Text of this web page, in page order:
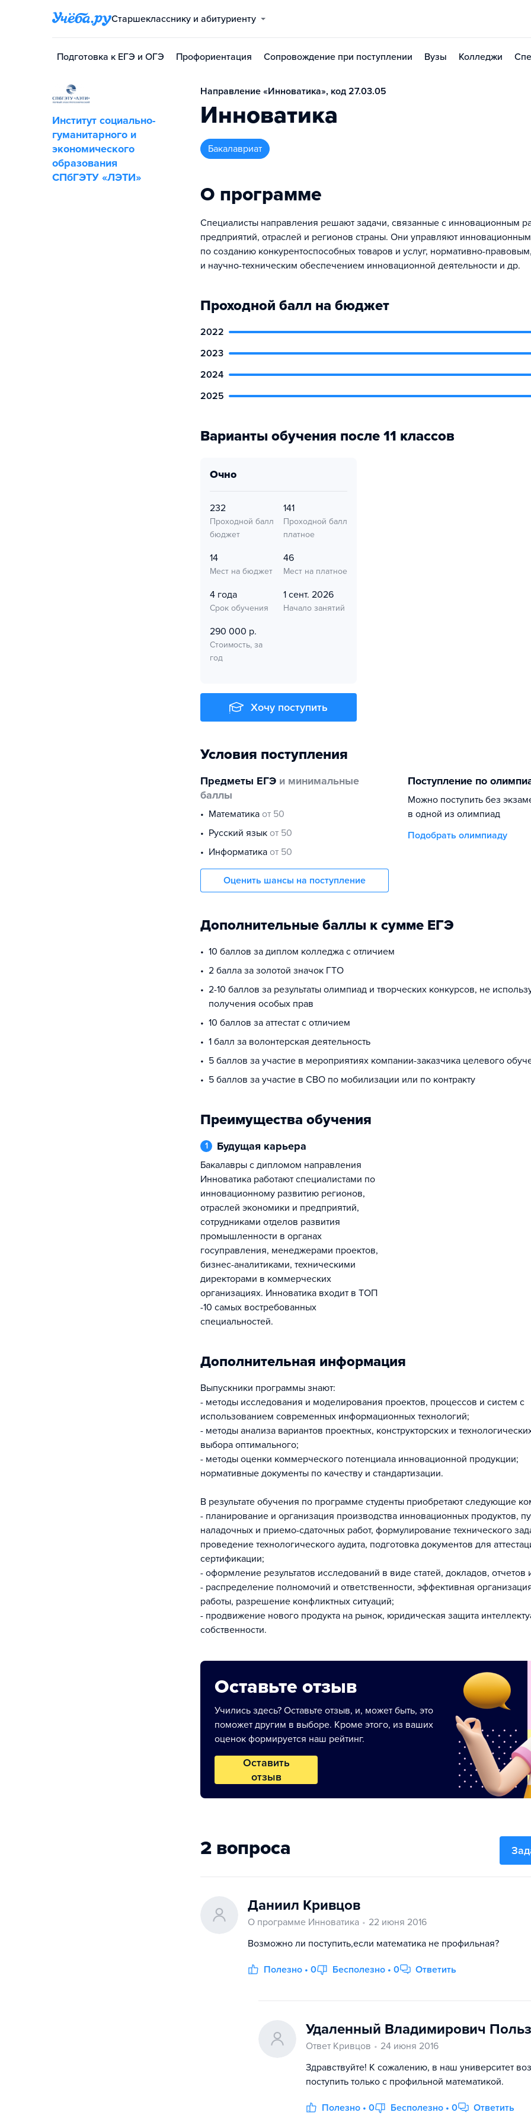
Старшекласснику и абитуриенту
Подготовка к ЕГЭ и ОГЭ Профориентация Сопровождение при поступлении Вузы Колледжи
Институт социально-
гуманитарного и
экономического
образования
СПбГЭТУ «ЛЭТИ»
Направление «Инноватика», код 27.03.05
Инноватика
бакалавриат
О программе
Специалисты направления решают задачи, связанные с инновационным
предприятий, отраслей и регионов страны. Они управляют
по созданию конкурентоспособных товаров и услуг, нормативно-
и научно-техническим обеспечением инновационной деятельности и др.
Проходной балл на бюджет
2022
2023
2024
2025
Варианты обучения после 11 классов
очно
232
Проходной балл
бюджет
141
Проходной балл
платное
14
Мест на бюджет
46
Мест на платное
4 года
Срок обучения
1 сент. 2026
Начало занятий
290 000 р.
Стоимость, за
год
Хочу поступить
Условия поступления
Предметы ЕГЭ и минимальные
баллы
математика от 50
русский язык от 50
информатика от 50
Оценить шансы на поступление
Поступление по
Можно поступить без
в одной из олимпиад
Подобрать олимпиаду
Дополнительные баллы к сумме ЕГЭ
10 баллов за диплом колледжа с отличием
2 балла за золотой значок ГТО
2-10 баллов за результаты олимпиад и творческих конкурсов, не
получения особых прав
10 баллов за аттестат с отличием
1 балл за волонтерская деятельность
5 баллов за участие в мероприятиях компании-заказчика целевого
5 баллов за участие в СВО по мобилизации или по контракту
Преимущества обучения
1 Будущая карьера
Бакалавры с дипломом направления
Инноватика работают специалистами по
инновационному развитию регионов,
отраслей экономики и предприятий,
сотрудниками отделов развития
промышленности в органах
госуправления, менеджерами проектов,
бизнес-аналитиками, техническими
директорами в коммерческих
организациях. Инноватика входит в ТОП
-10 самых востребованных
специальностей.
Дополнительная информация
Выпускники программы знают:
- методы исследования и моделирования проектов, процессов и систем с
использованием современных информационных технологий;
- методы анализа вариантов проектных, конструкторских и
выбора оптимального;
- методы оценки коммерческого потенциала инновационной продукции;
нормативные документы по качеству и стандартизации.
В результате обучения по программе студенты приобретают следующие
- планирование и организация производства инновационных продуктов,
наладочных и приемо-сдаточных работ, формулирование технического
проведение технологического аудита, подготовка документов для
сертификации;
- оформление результатов исследований в виде статей, докладов, отчетов
- распределение полномочий и ответственности, эффективная
работы, разрешение конфликтных ситуаций;
- продвижение нового продукта на рынок, юридическая защита
собственности.
Оставьте отзыв
Учились здесь? Оставьте отзыв, и, может быть, это
поможет другим в выборе. Кроме этого, из ваших
оценок формируется наш рейтинг.
Оставить
отзыв
2 вопроса
Даниил Кривцов
О программе Инноватика
22 июня 2016
Возможно ли поступить,если математика не профильная?
Полезно • 0 Бесполезно • 0 Ответить
Удаленный Владимирович
Ответ Кривцов
24 июня 2016
Здравствуйте! К сожалению, в наш университет
поступить только с профильной математикой.
Полезно • 0 Бесполезно • 0 Ответить